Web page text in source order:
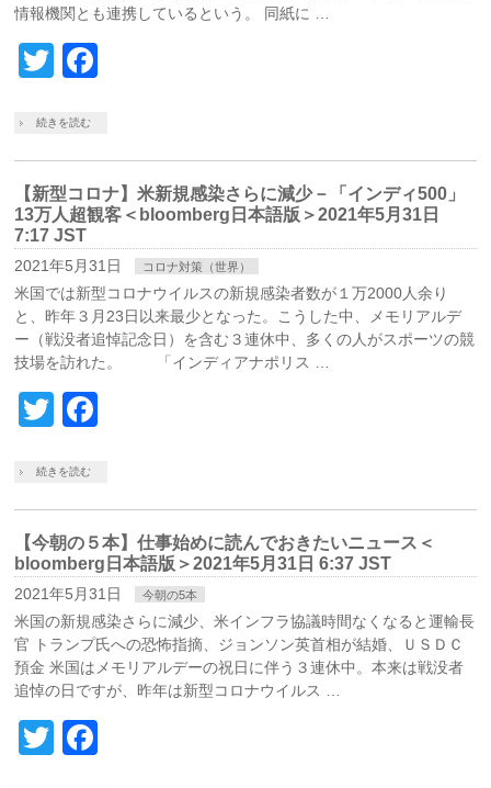
情報機関とも連携しているという。 同紙に …
Twitter
続きを読む
【新型コロナ】米新規感染さらに減少－「インディ500」
13万人超観客＜bloomberg日本語版＞2021年5月31日
7:17 JST
2021年5月31日 コロナ対策（世界）
米国では新型コロナウイルスの新規感染者数が１万2000人余り
と、昨年３月23日以来最少となった。こうした中、メモリアルデ
ー（戦没者追悼記念日）を含む３連休中、多くの人がスポーツの競
技場を訪れた。 「インディアナポリス …
Twitter
続きを読む
【今朝の５本】仕事始めに読んでおきたいニュース＜
bloomberg日本語版＞2021年5月31日 6:37 JST
2021年5月31日 今朝の5本
米国の新規感染さらに減少、米インフラ協議時間なくなると運輸長
官 トランプ氏への恐怖指摘、ジョンソン英首相が結婚、ＵＳＤＣ
預金 米国はメモリアルデーの祝日に伴う３連休中。本来は戦没者
追悼の日ですが、昨年は新型コロナウイルス …
Twitter